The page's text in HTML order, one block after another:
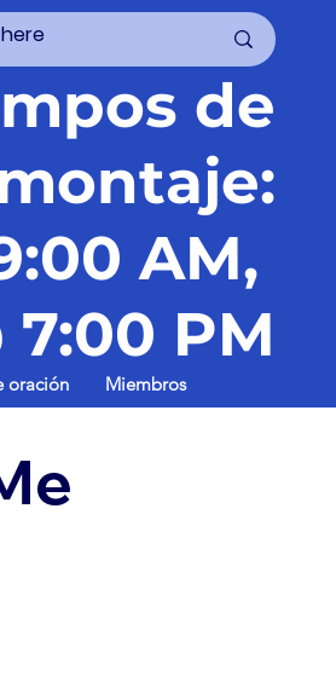
de
AM,
PM
oración Miembros